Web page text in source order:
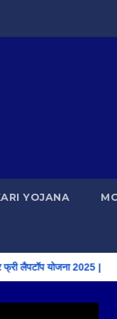
YOJANA
योजना 2025 |